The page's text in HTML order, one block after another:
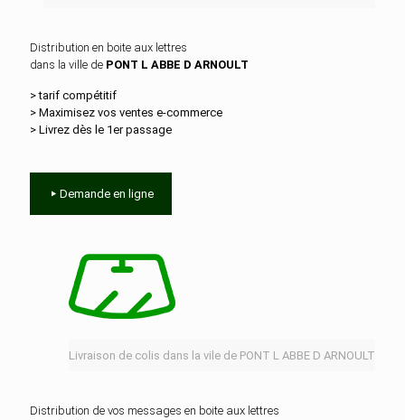
Distribution en boite aux lettres
dans la ville de PONT L ABBE D ARNOULT
> tarif compétitif
> Maximisez vos ventes e‑commerce
> Livrez dès le 1er passage
Demande en ligne
Livraison de colis dans la vile de PONT L ABBE D ARNOULT
Distribution de vos messages en boite aux lettres